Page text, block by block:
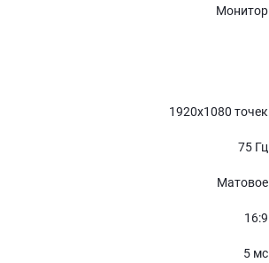
Монитор
1920x1080 точек
75 Гц
Матовое
16:9
5 мс